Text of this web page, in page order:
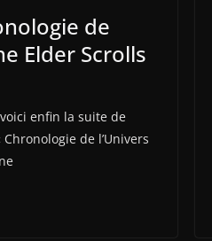
de
Elder Scrolls
enfin la suite de
de l’Univers